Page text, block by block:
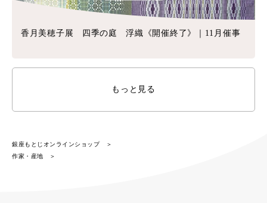
香月美穂子展 四季の庭 浮織《開催終了》｜11月催事
もっと見る
銀座もとじオンラインショップ
作家・産地